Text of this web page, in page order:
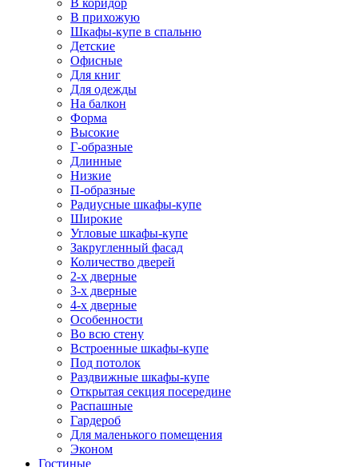
В коридор
В прихожую
Шкафы-купе в спальню
Детские
Офисные
Для книг
Для одежды
На балкон
Форма
Высокие
Г-образные
Длинные
Низкие
П-образные
Радиусные шкафы-купе
Широкие
Угловые шкафы-купе
Закругленный фасад
Количество дверей
2-х дверные
3-х дверные
4-х дверные
Особенности
Во всю стену
Встроенные шкафы-купе
Под потолок
Раздвижные шкафы-купе
Открытая секция посередине
Распашные
Гардероб
Для маленького помещения
Эконом
Гостиные